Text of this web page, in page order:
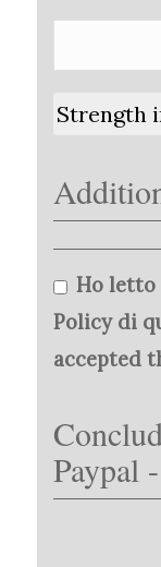
Strength
Ho letto
Policy di
accepted
Paypal